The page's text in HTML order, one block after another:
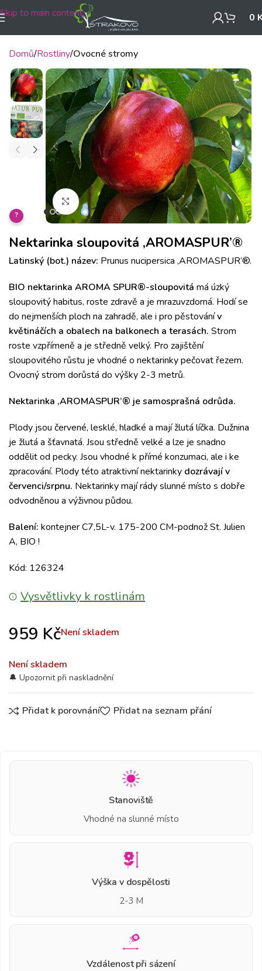
Skip to main content 0
Domů Rostliny Ovocné stromy
Klikněte pro zvětšení
?
Nektarinka sloupovitá ‚AROMASPUR’®
Latinský (bot.) název: Prunus nucipersica ‚AROMASPUR’®.
BIO nektarinka AROMA SPUR®-sloupovitá má úzký
sloupovitý habitus, roste zdravě a je mrazuvzdorná. Hodí se
do nejmenších ploch na zahradě, ale i pro pěstovánív
květináčích a obalech na balkonech a terasách. Strom
roste vzpřímeně a je středně velký. Pro zajištění
sloupovitého růstu je vhodné o nektarinky pečovat řezem.
Ovocný strom dorůstá do výšky 2-3 metrů.
Nektarinka ‚AROMASPUR’® je samosprašná odrůda.
Plody jsou červené, lesklé, hladké a mají žlutá líčka. Dužnina
je žlutá a šťavnatá. Jsou středně velké a lze je snadno
oddělit od pecky. Jsou vhodné k přímé konzumaci, ale i ke
zpracování. Plody této atraktivní nektarinky dozrávají v
červenci/srpnu. Nektarinky mají rády slunné místo s dobře
odvodněnou a výživnou půdou.
Balení: kontejner C7,5L-v. 175-200 CM-podnož St. Julien
A, BIO !
Kód: 126324
Vysvětlivky k rostlinám
959 KčNení skladem
Není skladem
Přidat k porovnání Přidat na seznam přání
Stanoviště
Vhodné na slunné místo
Výška v dospělosti
2-3 M
Vzdálenost při sázení